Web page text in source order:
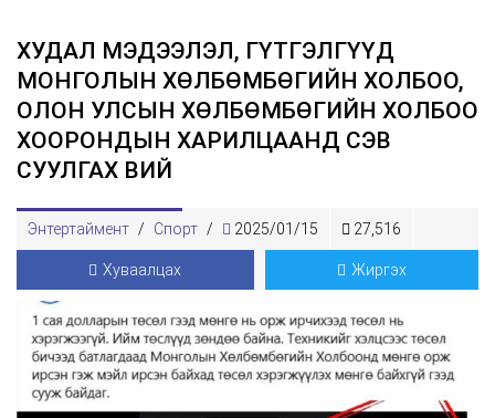
ХУДАЛ МЭДЭЭЛЭЛ, ГҮТГЭЛГҮҮД
МОНГОЛЫН ХӨЛБӨМБӨГИЙН ХОЛБОО,
ОЛОН УЛСЫН ХӨЛБӨМБӨГИЙН ХОЛБОО
ХООРОНДЫН ХАРИЛЦААНД СЭВ
СУУЛГАХ ВИЙ
Энтертаймент / Спорт / 2025/01/15 27,516
Хуваалцах Жиргэх